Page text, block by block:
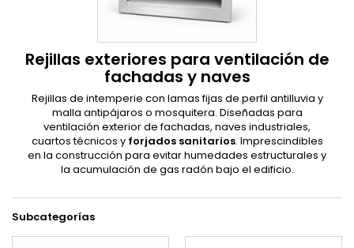
Rejillas exteriores para ventilación de
fachadas y naves
Rejillas de intemperie con lamas fijas de perfil antilluvia y
malla antipájaros o mosquitera. Diseñadas para
ventilación exterior de fachadas, naves industriales,
cuartos técnicos y forjados sanitarios. Imprescindibles
en la construcción para evitar humedades estructurales y
la acumulación de gas radón bajo el edificio.
Subcategorías